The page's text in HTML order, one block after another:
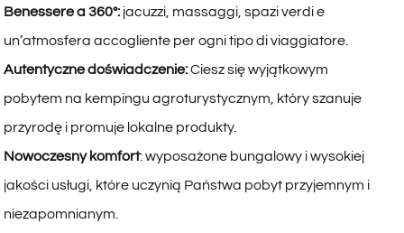
Benessere a 360°: jacuzzi, massaggi, spazi verdi e
un’atmosfera accogliente per ogni tipo di viaggiatore.
Autentyczne doświadczenie:Ciesz się wyjątkowym
pobytem na kempingu agroturystycznym, który szanuje
przyrodę i promuje lokalne produkty.
Nowoczesny komfort: wyposażone bungalowy i wysokiej
jakości usługi, które uczynią Państwa pobyt przyjemnym i
niezapomnianym.